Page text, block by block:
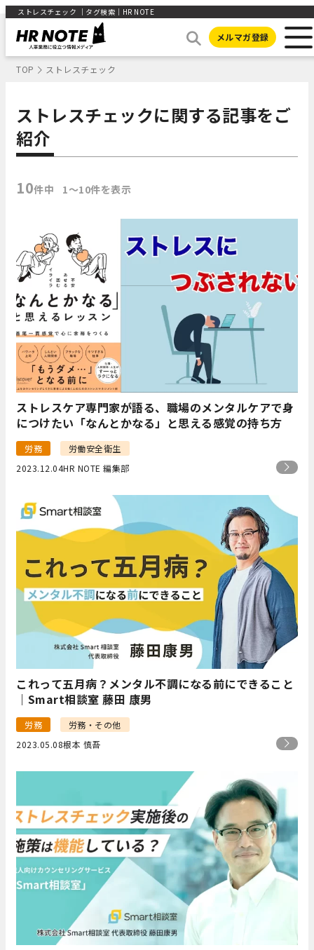
ストレスチェック ｜タグ検索｜HR NOTE
メルマガ登録
TOP ストレスチェック
ストレスチェックに関する記事をご
紹介
10件中 1〜10件を表示
ストレスケア専門家が語る、職場のメンタルケアで身
につけたい「なんとかなる」と思える感覚の持ち方
労務
労働安全衛生
2023.12.04HR NOTE 編集部
これって五月病？メンタル不調になる前にできること
｜Smart相談室 藤田 康男
労務
労務・その他
2023.05.08根本 慎吾